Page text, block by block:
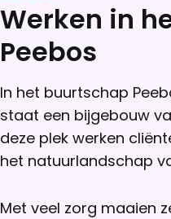
Werken in
Peebos
In het buurtschap
staat een bijgebouw
deze plek werken
het natuurlandschap
Met veel zorg maaien